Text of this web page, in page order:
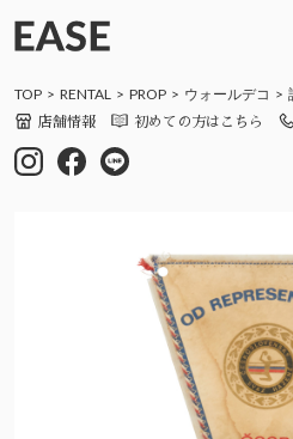
TOP RENTAL PROP ウォールデコ
店舗情報 初めての方はこちら